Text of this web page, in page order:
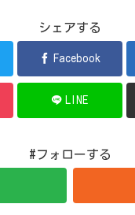
シェアする
Facebook
LINE
#フォローする